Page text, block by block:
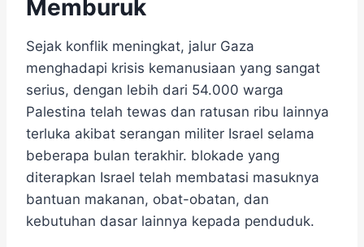
Memburuk
Sejak konflik meningkat, jalur Gaza
menghadapi krisis kemanusiaan yang sangat
serius, dengan lebih dari 54.000 warga
Palestina telah tewas dan ratusan ribu lainnya
terluka akibat serangan militer Israel selama
beberapa bulan terakhir. blokade yang
diterapkan Israel telah membatasi masuknya
bantuan makanan, obat-obatan, dan
kebutuhan dasar lainnya kepada penduduk.